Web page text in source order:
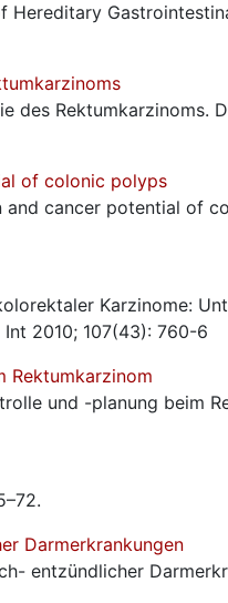
des Rektumkarzinoms.
of colonic polyps
cancer potential of
Karzinome:
2010; 107(43): 760-6
Rektumkarzinom
und -planung beim
Darmerkrankungen
entzündlicher